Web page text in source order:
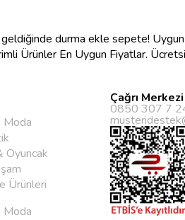
geldiğinde durma ekle sepete!
Ürünler En Uygun Fiyatlar.
Moda
Oyuncak
Ürünleri
Moda
Çağrı Merkezi
0850 307 7